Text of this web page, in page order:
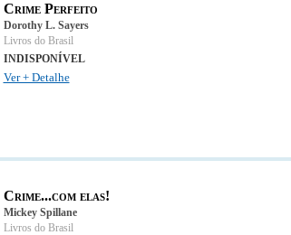
Crime Perfeito
Dorothy L. Sayers
Livros do Brasil
INDISPONÍVEL
Ver + Detalhe
Crime...com elas!
Mickey Spillane
Livros do Brasil